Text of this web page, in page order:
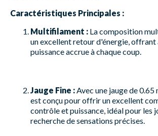
Caractéristiques Principales :
Multifilament : La composition
un excellent retour d'énergie, offrant
puissance accrue à chaque coup.
Jauge Fine : Avec une jauge de
est conçu pour offrir un excellent
contrôle et puissance, idéal pour les
recherche de sensations précises.